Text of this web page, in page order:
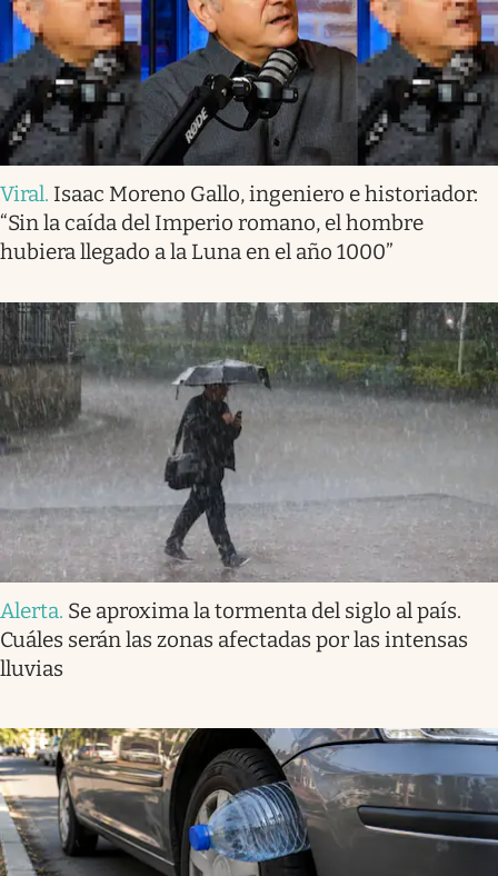
Viral. Isaac Moreno Gallo, ingeniero e historiador:
“Sin la caída del Imperio romano, el hombre
hubiera llegado a la Luna en el año 1000”
Alerta. Se aproxima la tormenta del siglo al país.
Cuáles serán las zonas afectadas por las intensas
lluvias